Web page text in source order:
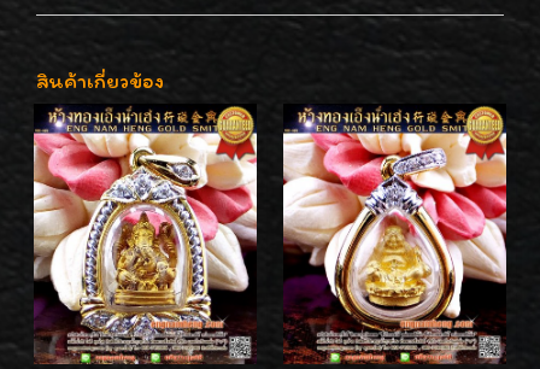
สินค้าเกี่ยวข้อง